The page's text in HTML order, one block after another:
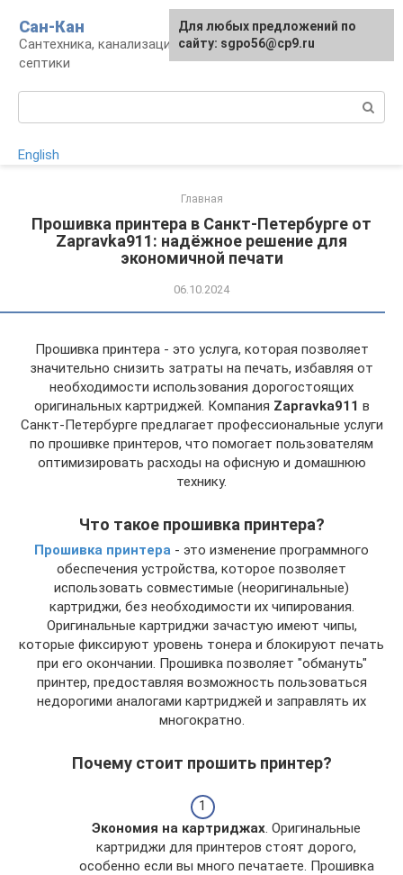
контенту
Сан-Кан
Сантехника, канализация, водопровод,
септики
English
Главная
Прошивка принтера в Санкт-Петербурге от
Zapravka911: надёжное решение для
экономичной печати
06.10.2024
Прошивка принтера - это услуга, которая позволяет
значительно снизить затраты на печать, избавляя от
необходимости использования дорогостоящих
оригинальных картриджей. Компания Zapravka911 в
Санкт-Петербурге предлагает профессиональные услуги
по прошивке принтеров, что помогает пользователям
оптимизировать расходы на офисную и домашнюю
технику.
Что такое прошивка принтера?
Прошивка принтера - это изменение программного
обеспечения устройства, которое позволяет
использовать совместимые (неоригинальные)
картриджи, без необходимости их чипирования.
Оригинальные картриджи зачастую имеют чипы,
которые фиксируют уровень тонера и блокируют печать
при его окончании. Прошивка позволяет "обмануть"
принтер, предоставляя возможность пользоваться
недорогими аналогами картриджей и заправлять их
многократно.
Почему стоит прошить принтер?
Экономия на картриджах . Оригинальные
картриджи для принтеров стоят дорого,
особенно если вы много печатаете. Прошивка
Для любых предложений по
сайту: sgpo56@cp9.ru